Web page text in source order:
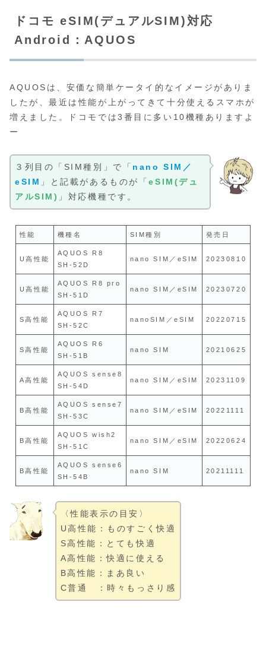
ドコモ eSIM(デュアルSIM)対応
Android：AQUOS
AQUOSは、安価な簡単ケータイ的なイメージがありま
したが、最近は性能が上がってきて十分使えるスマホが
増えました。ドコモでは3番目に多い10機種ありますよ
ー
３列目の「SIM種別」で「 nano SIM／
eSIM 」と記載があるものが「eSIM(デュ
アルSIM) 」対応機種です。
性能 機種名 SIM種別 発売日
U高性能
AQUOS R8
SH-52D
nano SIM／eSIM 20230810
U高性能
AQUOS R8 pro
SH-51D
nano SIM／eSIM 20230720
S高性能
AQUOS R7
SH-52C
nanoSIM／eSIM 20220715
S高性能
AQUOS R6
SH-51B
nano SIM 20210625
A高性能
AQUOS sense8
SH-54D
nano SIM／eSIM 20231109
B高性能
AQUOS sense7
SH-53C
nano SIM／eSIM 20221111
B高性能
AQUOS wish2
SH-51C
nano SIM／eSIM 20220624
B高性能
AQUOS sense6
SH-54B
nano SIM 20211111
〈性能表示の目安〉
U高性能：ものすごく快適
S高性能：とても快適
A高性能：快適に使える
B高性能：まあ良い
C普通 ：時々もっさり感